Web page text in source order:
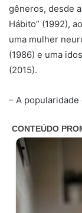
gêneros, desde
Hábito” (1992),
uma mulher
(1986) e uma
(2015).
– A popularidade